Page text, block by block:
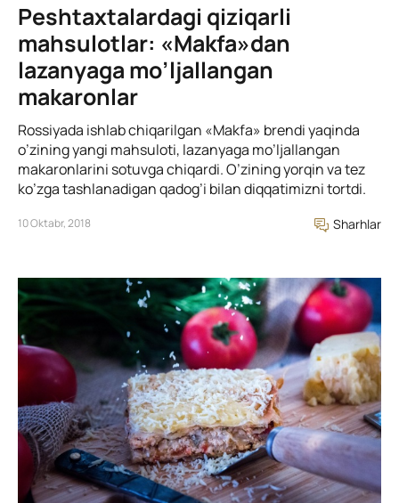
Peshtaxtalardagi qiziqarli
mahsulotlar: «Makfa»dan
lazanyaga mo’ljallangan
makaronlar
Rossiyada ishlab chiqarilgan «Маkfa» brendi yaqinda
o’zining yangi mahsuloti, lazanyaga mo’ljallangan
makaronlarini sotuvga chiqardi. O’zining yorqin va tez
ko’zga tashlanadigan qadog’i bilan diqqatimizni tortdi.
10 Oktabr, 2018 Sharhlar